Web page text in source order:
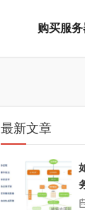
购买服务
最新文章